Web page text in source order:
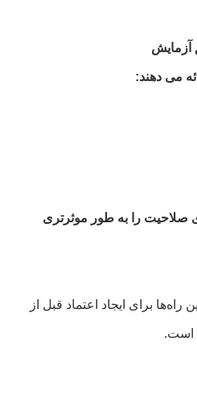
آزمایش
می دهند:
صلاحیت را به طور موثرتری
راه‌ها برای ایجاد اعتماد قبل از
است.